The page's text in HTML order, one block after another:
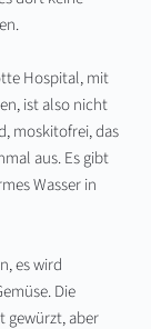
Hospital, mit
ist also nicht
moskitofrei, das
aus. Es gibt
Wasser in
es wird
Die
gewürzt, aber